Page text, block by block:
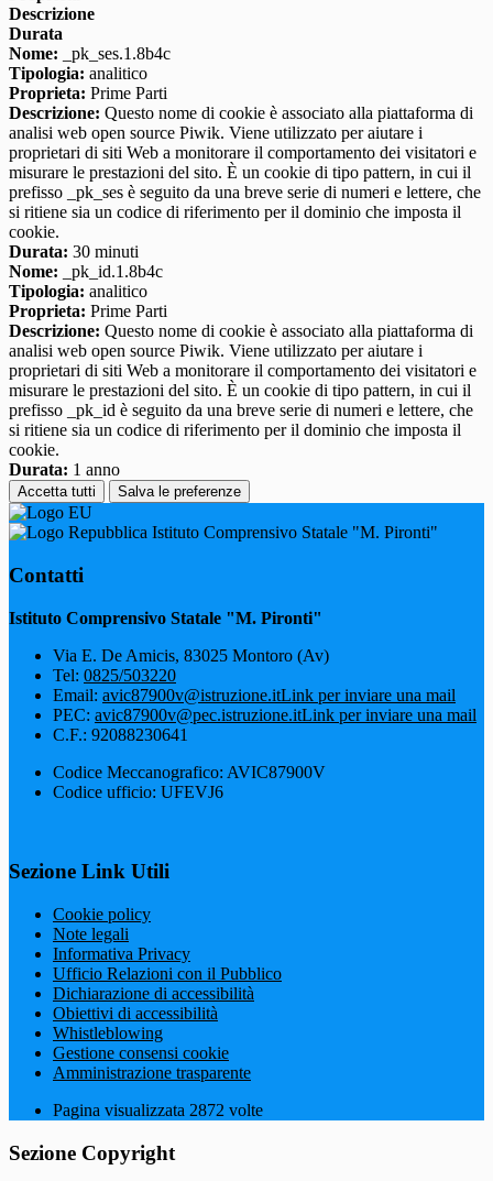
Descrizione
Durata
Nome: _pk_ses.1.8b4c
Tipologia: analitico
Proprieta: Prime Parti
Descrizione: Questo nome di cookie è associato alla piattaforma di
analisi web open source Piwik. Viene utilizzato per aiutare i
proprietari di siti Web a monitorare il comportamento dei visitatori e
misurare le prestazioni del sito. È un cookie di tipo pattern, in cui il
prefisso _pk_ses è seguito da una breve serie di numeri e lettere, che
si ritiene sia un codice di riferimento per il dominio che imposta il
cookie.
Durata: 30 minuti
Nome: _pk_id.1.8b4c
Tipologia: analitico
Proprieta: Prime Parti
Descrizione: Questo nome di cookie è associato alla piattaforma di
analisi web open source Piwik. Viene utilizzato per aiutare i
proprietari di siti Web a monitorare il comportamento dei visitatori e
misurare le prestazioni del sito. È un cookie di tipo pattern, in cui il
prefisso _pk_id è seguito da una breve serie di numeri e lettere, che
si ritiene sia un codice di riferimento per il dominio che imposta il
cookie.
Durata: 1 anno
Accetta tutti Salva le preferenze
Istituto Comprensivo Statale "M. Pironti"
Contatti
Istituto Comprensivo Statale "M. Pironti"
Via E. De Amicis, 83025 Montoro (Av)
Tel: 0825/503220
Email: avic87900v@istruzione.itLink per inviare una mail
PEC: avic87900v@pec.istruzione.itLink per inviare una mail
C.F.: 92088230641
Codice Meccanografico: AVIC87900V
Codice ufficio: UFEVJ6
Sezione Link Utili
Cookie policy
Note legali
Informativa Privacy
Ufficio Relazioni con il Pubblico
Dichiarazione di accessibilità
Obiettivi di accessibilità
Whistleblowing
Gestione consensi cookie
Amministrazione trasparente
Pagina visualizzata 2872 volte
Sezione Copyright